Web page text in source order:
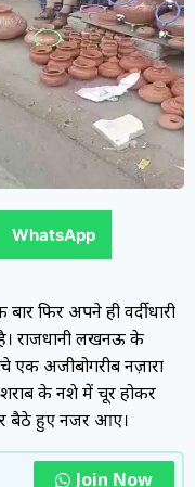
WhatsApp
फिर अपने ही वर्दीधारी
राजधानी लखनऊ के
एक अजीबोगरीब नज़ारा
के नशे में चूर होकर
बैठे हुए नजर आए।
Join Now